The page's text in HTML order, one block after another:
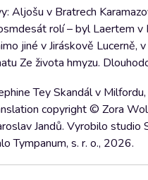
Aljošu v Bratrech
rolí – byl Laertem
jiné v Jiráskově
Ze života hmyzu.
Tey Skandál v
copyright © Zora
Jandů. Vyrobilo
Tympanum, s. r. o., 2026.